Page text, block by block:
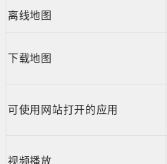
离线地图
下载地图
可使用网站打开的应用
视频播放